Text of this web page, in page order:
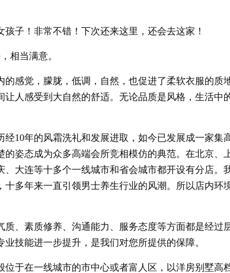
子！非常不错！下次还来这里，还会去这家！
相当满意。
感觉，朦胧，低调，自然，也促进了柔软衣服的质
人感受到大自然的舒适。无论品质是风格，生活中
10年的风霜洗礼和发展进取，如今已发展成一家集
姿态成为众多高端会所竞相模仿的典范。在北京、
大连等十多个一线城市和省会城市都开设有分店。
多年来一直引领男士养生行业的风潮。所以店内环
、素质修养、沟通能力、服务态度等方面都是经过
技能进一步提升，是我们对您所提供的保障。
于在一线城市的市中心或者富人区，以洋房别墅高